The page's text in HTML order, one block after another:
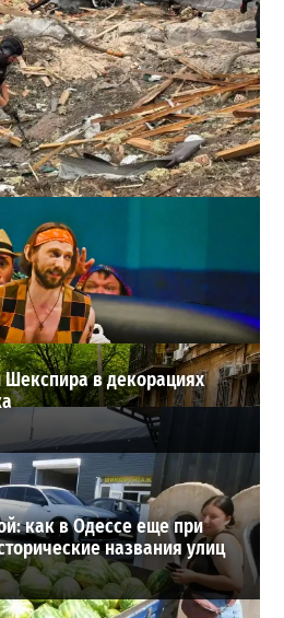
на Киевщине: погибли 10
2
Шекспира в декорациях
как в Одессе еще при
названия улиц